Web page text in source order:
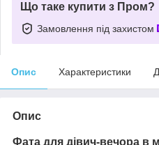
Що таке купити з Пром?
Замовлення під захистом
Опис Характеристики
Опис
Фата для дівич-вечора в